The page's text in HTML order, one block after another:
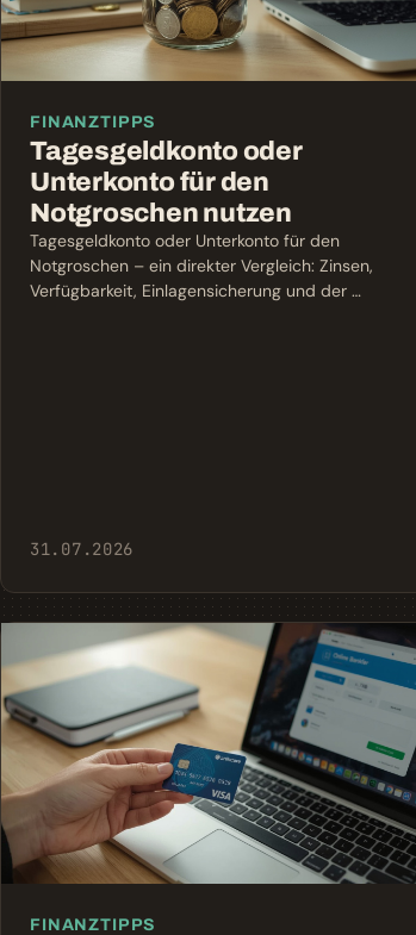
FINANZTIPPS
Tagesgeldkonto oder
Unterkonto für den
Notgroschen nutzen
Tagesgeldkonto oder Unterkonto für den
Notgroschen – ein direkter Vergleich: Zinsen,
Verfügbarkeit, Einlagensicherung und der …
31.07.2026
FINANZTIPPS